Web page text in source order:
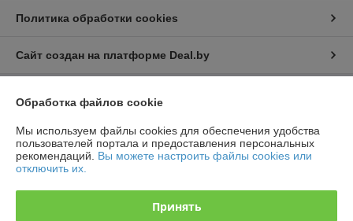
Политика обработки cookies
Сайт создан на платформе Deal.by
Информация для покупателя
Юридическое лицо:ЗАО «ФРС-Групп»
222302, РБ, Минская обл., г. Молодечно, ул. Великий Гостинец, 143Б,
Обработка файлов cookie
Мы используем файлы cookies для обеспечения удобства
пользователей портала и предоставления персональных
рекомендаций. Вы можете настроить файлы cookies или
отключить их.
Принять